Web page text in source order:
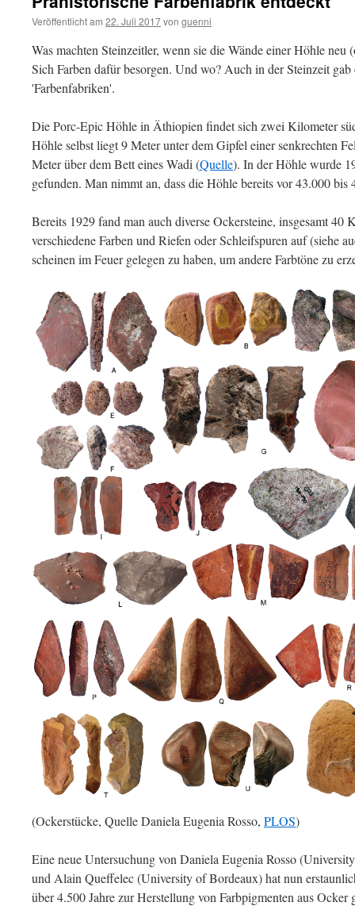
Veröffentlicht am 22. Juli 2017von guenni
Was machten Steinzeitler, wenn sie die Wände einer Höhle neu
Sich Farben dafür besorgen. Und wo? Auch in der Steinzeit
'Farbenfabriken'.
Die Porc-Epic Höhle in Äthiopien findet sich zwei Kilometer
Höhle selbst liegt 9 Meter unter dem Gipfel einer senkrechten
Meter über dem Bett eines Wadi (Quelle). In der Höhle wurde
gefunden. Man nimmt an, dass die Höhle bereits vor 43.000 bis
Bereits 1929 fand man auch diverse Ockersteine, insgesamt 40
verschiedene Farben und Riefen oder Schleifspuren auf (siehe
scheinen im Feuer gelegen zu haben, um andere Farbtöne zu
(Ockerstücke, Quelle Daniela Eugenia Rosso, PLOS)
Eine neue Untersuchung von Daniela Eugenia Rosso
und Alain Queffelec (University of Bordeaux) hat nun
über 4.500 Jahre zur Herstellung von Farbpigmenten aus Ocker